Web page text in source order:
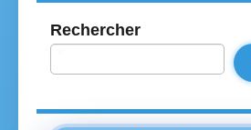
Rechercher